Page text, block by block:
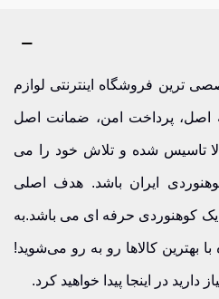
ترین فروشگاه اینترنتی لوازم
اصل، پرداخت امن، ضمانت اصل
تاسیس شده و تلاش خود را می
ایران باشد. هدف اصلی
یک کوهنوردی حرفه ای می باشد.به
بهترین کالاها رو به رو می‌شوید!
دارید در اینجا پیدا خواهید کرد.